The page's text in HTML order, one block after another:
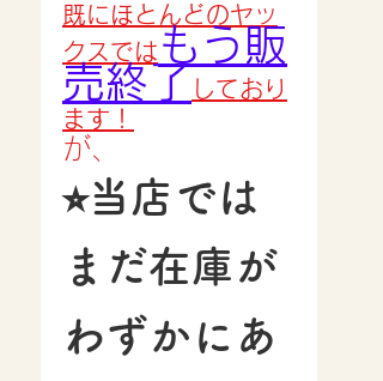
既にほとんどのヤッ
クスでは もう販
売終了 しており
ます！
が、
⭐︎当店では
まだ在庫が
わずかにあ